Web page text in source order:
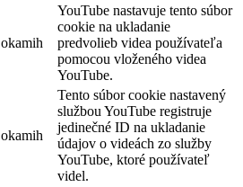
okamih
YouTube nastavuje tento súbor
cookie na ukladanie
predvolieb videa používateľa
pomocou vloženého videa
YouTube.
okamih
Tento súbor cookie nastavený
službou YouTube registruje
jedinečné ID na ukladanie
údajov o videách zo služby
YouTube, ktoré používateľ
videl.